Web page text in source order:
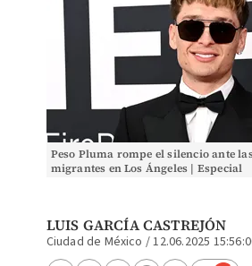
Peso Pluma rompe el silencio ante
migrantes en Los Ángeles | Especial
LUIS GARCÍA CASTREJÓN
Ciudad de México /12.06.2025